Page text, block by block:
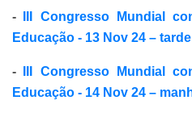
-
III Congresso Mundial
Educação - 13 Nov 24 – tarde
-
III Congresso Mundial
Educação - 14 Nov 24 –